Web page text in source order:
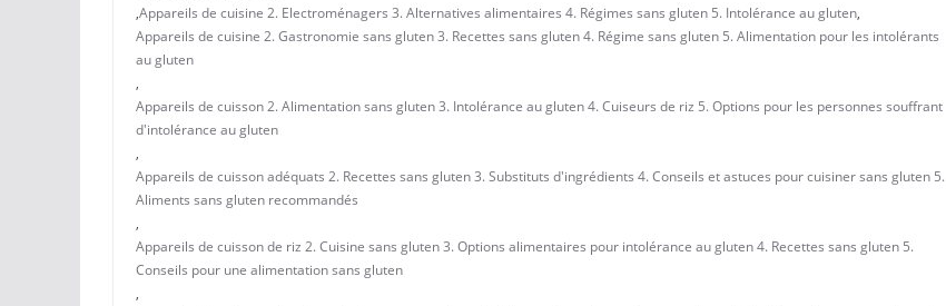
,Appareils de cuisine 2. Electroménagers 3. Alternatives alimentaires 4. Régimes sans gluten 5. Intolérance au gluten,
Appareils de cuisine 2. Gastronomie sans gluten 3. Recettes sans gluten 4. Régime sans gluten 5. Alimentation pour les intolérants
au gluten
,
Appareils de cuisson 2. Alimentation sans gluten 3. Intolérance au gluten 4. Cuiseurs de riz 5. Options pour les personnes souffrant
d'intolérance au gluten
,
Appareils de cuisson adéquats 2. Recettes sans gluten 3. Substituts d'ingrédients 4. Conseils et astuces pour cuisiner sans gluten 5.
Aliments sans gluten recommandés
,
Appareils de cuisson de riz 2. Cuisine sans gluten 3. Options alimentaires pour intolérance au gluten 4. Recettes sans gluten 5.
Conseils pour une alimentation sans gluten
,